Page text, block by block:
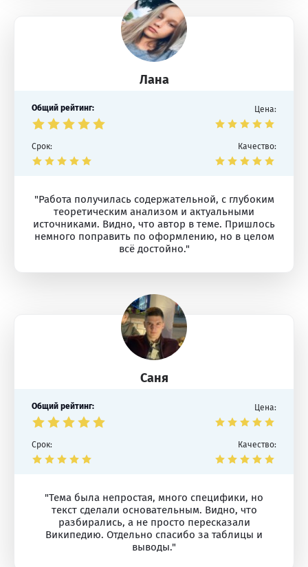
Лана
Общий рейтинг: Цена:
Срок: Качество:
"Работа получилась содержательной, с глубоким
теоретическим анализом и актуальными
источниками. Видно, что автор в теме. Пришлось
немного поправить по оформлению, но в целом
всё достойно."
Саня
Общий рейтинг: Цена:
Срок: Качество:
"Тема была непростая, много специфики, но
текст сделали основательным. Видно, что
разбирались, а не просто пересказали
Википедию. Отдельно спасибо за таблицы и
выводы."